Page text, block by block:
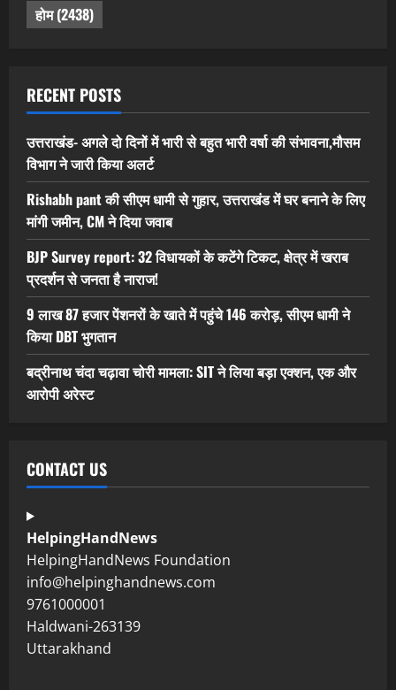
होम(2438)
RECENT POSTS
उत्तराखंड- अगले दो दिनों में भारी से बहुत भारी वर्षा की संभावना,मौसम
विभाग ने जारी किया अलर्ट
Rishabh pant की सीएम धामी से गुहार, उत्तराखंड में घर बनाने के लिए
मांगी जमीन, CM ने दिया जवाब
BJP Survey report: 32 विधायकों के कटेंगे टिकट, क्षेत्र में खराब
प्रदर्शन से जनता है नाराज!
9 लाख 87 हजार पेंशनरों के खाते में पहुंचे 146 करोड़, सीएम धामी ने
किया DBT भुगतान
बद्रीनाथ चंदा चढ़ावा चोरी मामला: SIT ने लिया बड़ा एक्शन, एक और
आरोपी अरेस्ट
CONTACT US
HelpingHandNews
HelpingHandNews Foundation
info@helpinghandnews.com
9761000001
Haldwani-263139
Uttarakhand